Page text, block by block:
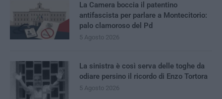
La Camera boccia il patentino
antifascista per parlare a Montecitorio:
palo clamoroso del Pd
5 Agosto 2026
La sinistra è così serva delle toghe da
odiare persino il ricordo di Enzo Tortora
5 Agosto 2026